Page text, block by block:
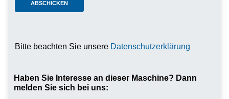
Bitte beachten Sie unsere Datenschutzerklärung
Haben Sie Interesse an dieser Maschine? Dann
melden Sie sich bei uns: